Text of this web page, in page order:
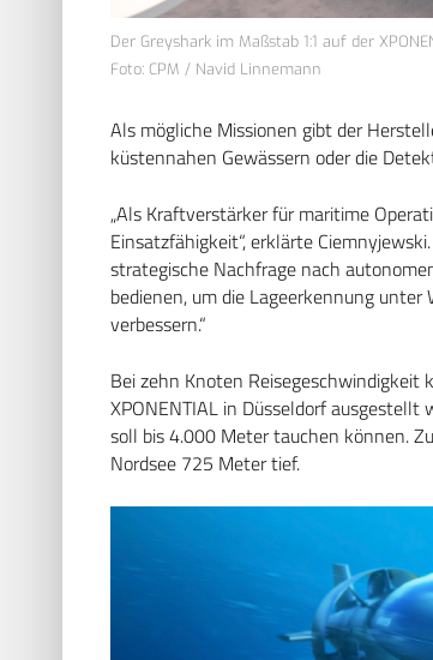
Der Greyshark im Maßstab 1:1 auf der
Foto: CPM / Navid Linnemann
Als mögliche Missionen gibt der
küstennahen Gewässern oder die
„Als Kraftverstärker für maritime
Einsatzfähigkeit“, erklärte
strategische Nachfrage nach
bedienen, um die Lageerkennung
verbessern.“
Bei zehn Knoten Reisegeschwindigkeit
XPONENTIAL in Düsseldorf ausgestellt
soll bis 4.000 Meter tauchen können.
Nordsee 725 Meter tief.